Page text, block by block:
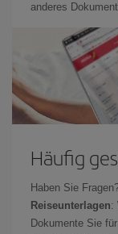
anderes
Häufig
Haben Sie
Reiseunterlagen:
Dokumente Sie